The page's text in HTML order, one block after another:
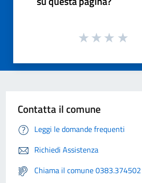
Contatta il comune
Leggi le domande frequenti
Richiedi Assistenza
Chiama il comune 0383.374502